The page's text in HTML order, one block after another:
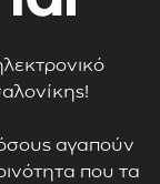
αγαπούν
που τα